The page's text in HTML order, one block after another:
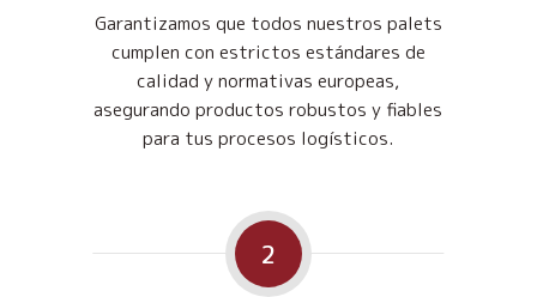
Garantizamos que todos nuestros palets
cumplen con estrictos estándares de
calidad y normativas europeas,
asegurando productos robustos y fiables
para tus procesos logísticos.
2